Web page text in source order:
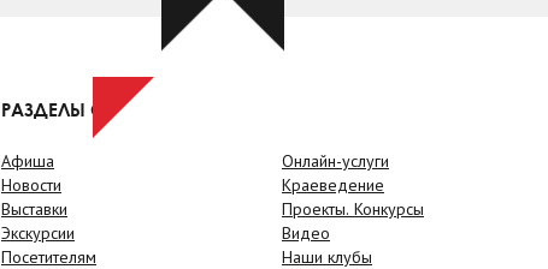
РАЗДЕЛЫ САЙТА
Афиша
Новости
Выставки
Экскурсии
Посетителям
Онлайн-услуги
Краеведение
Проекты. Конкурсы
Видео
Наши клубы